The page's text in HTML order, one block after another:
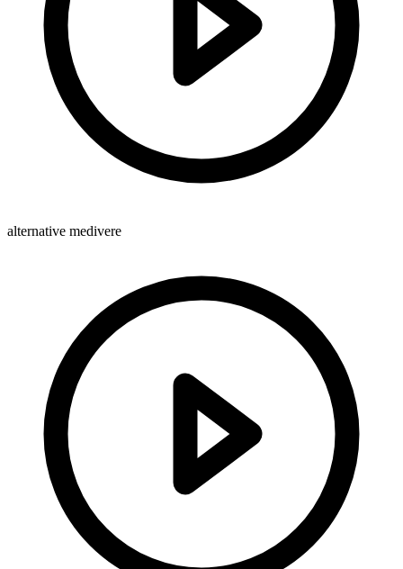
alternative medivere